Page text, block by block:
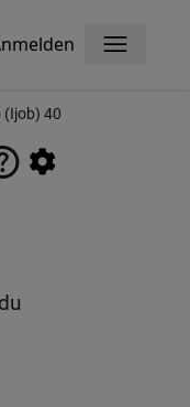
Menü
(Ijob) 40